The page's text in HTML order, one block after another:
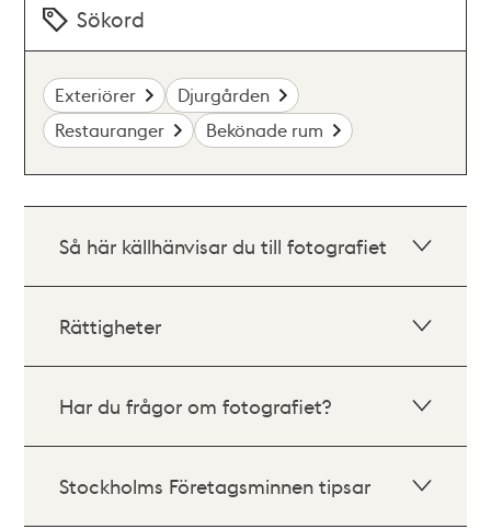
Sökord
Exteriörer
Djurgården
Restauranger
Bekönade rum
Så här källhänvisar du till fotografiet
Rättigheter
Har du frågor om fotografiet?
Stockholms Företagsminnen tipsar